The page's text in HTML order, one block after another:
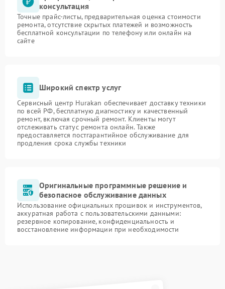
консультация
Точные прайс-листы, предварительная оценка стоимости
ремонта, отсутствие скрытых платежей и возможность
бесплатной консультации по телефону или онлайн на
сайте
Широкий спектр услуг
Сервисный центр Hurakan обеспечивает доставку техники
по всей РФ, бесплатную диагностику и качественный
ремонт, включая срочный ремонт. Клиенты могут
отслеживать статус ремонта онлайн. Также
предоставляется постгарантийное обслуживание для
продления срока службы техники
Оригинальные программные решение и
безопасное обслуживание данных
Использование официальных прошивок и инструментов,
аккуратная работа с пользовательскими данными:
резервное копирование, конфиденциальность и
восстановление информации при необходимости